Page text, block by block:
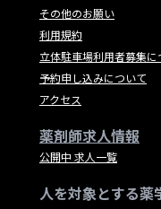
その他のお願い
利用規約
立体駐車場利用者募集に
予約申し込みについて
アクセス
薬剤師求人情報
公開中 求人一覧
人を対象とする薬